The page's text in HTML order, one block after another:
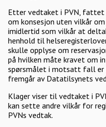
Etter vedtaket i PVN,
om konsesjon uten vilkår
imidlertid som vilkår at
henhold til
skulle opplyse om
på hvilken måte kravet om
spørsmålet i motsatt fall
fremgår av Datatilsynets
Klager viser til vedtaket i
kan sette andre vilkår for
PVNs vedtak.